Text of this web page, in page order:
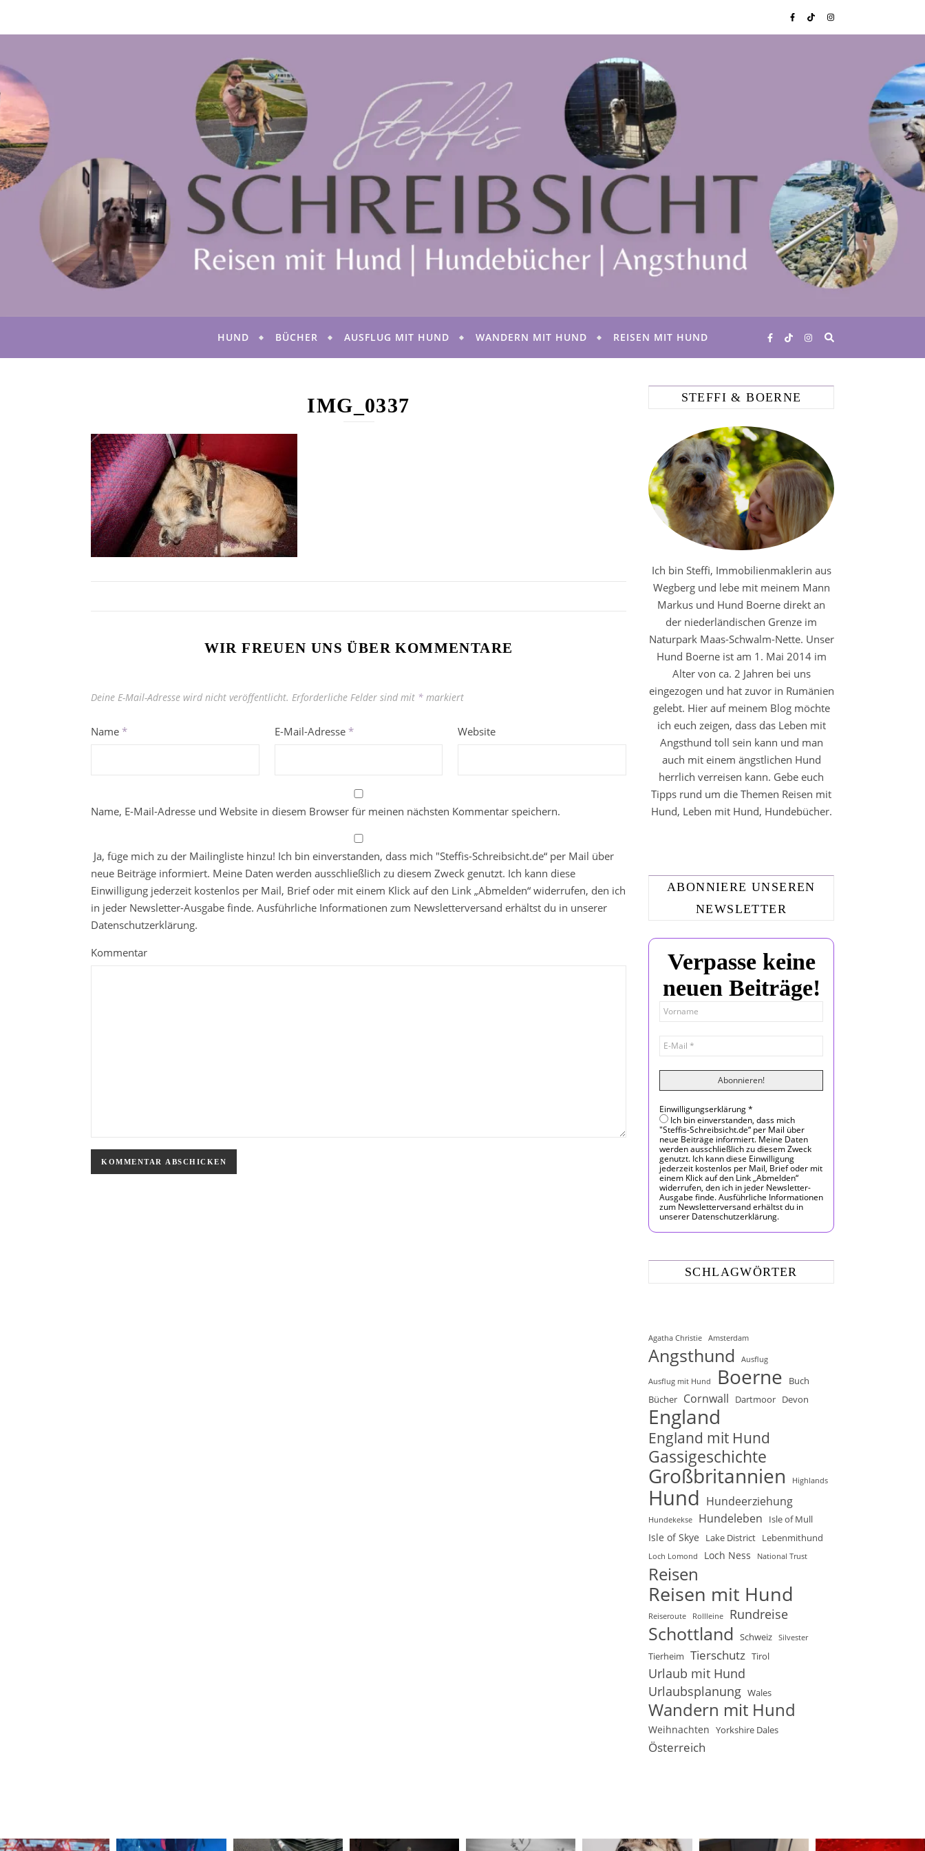
HUND BÜCHER AUSFLUG MIT HUND WANDERN MIT HUND REISEN MIT HUND
IMG_0337
WIR FREUEN UNS ÜBER KOMMENTARE
Deine E-Mail-Adresse wird nicht veröffentlicht. Erforderliche Felder sind mit * markiert
Name * E-Mail-Adresse * Website
Name, E-Mail-Adresse und Website in diesem Browser für meinen nächsten Kommentar speichern.
Ja, füge mich zu der Mailingliste hinzu! Ich bin einverstanden, dass mich "Steffis-Schreibsicht.de“ per Mail über
neue Beiträge informiert. Meine Daten werden ausschließlich zu diesem Zweck genutzt. Ich kann diese
Einwilligung jederzeit kostenlos per Mail, Brief oder mit einem Klick auf den Link „Abmelden“ widerrufen, den ich
in jeder Newsletter-Ausgabe finde. Ausführliche Informationen zum Newsletterversand erhältst du in unserer
Datenschutzerklärung.
Kommentar
STEFFI & BOERNE
Ich bin Steffi, Immobilienmaklerin aus
Wegberg und lebe mit meinem Mann
Markus und Hund Boerne direkt an
der niederländischen Grenze im
Naturpark Maas-Schwalm-Nette. Unser
Hund Boerne ist am 1. Mai 2014 im
Alter von ca. 2 Jahren bei uns
eingezogen und hat zuvor in Rumänien
gelebt. Hier auf meinem Blog möchte
ich euch zeigen, dass das Leben mit
Angsthund toll sein kann und man
auch mit einem ängstlichen Hund
herrlich verreisen kann. Gebe euch
Tipps rund um die Themen Reisen mit
Hund, Leben mit Hund, Hundebücher.
ABONNIERE UNSEREN
NEWSLETTER
Verpasse keine
neuen Beiträge!
Einwilligungserklärung*
Ich bin einverstanden, dass mich
"Steffis-Schreibsicht.de“ per Mail über
neue Beiträge informiert. Meine Daten
werden ausschließlich zu diesem Zweck
genutzt. Ich kann diese Einwilligung
jederzeit kostenlos per Mail, Brief oder mit
einem Klick auf den Link „Abmelden“
widerrufen, den ich in jeder Newsletter-
Ausgabe finde. Ausführliche Informationen
zum Newsletterversand erhältst du in
unserer Datenschutzerklärung.
SCHLAGWÖRTER
Agatha Christie Amsterdam
Angsthund Ausflug
Ausflug mit Hund Boerne
Buch
Bücher Cornwall Dartmoor Devon
England
England mit Hund
Gassigeschichte
Großbritannien Highlands
Hund Hundeerziehung
Hundekekse Hundeleben Isle of Mull
Isle of Skye Lake District Lebenmithund
Loch Lomond Loch Ness National Trust
Reisen
Reisen mit Hund
Reiseroute Rollleine Rundreise
Schottland Schweiz Silvester
Tierheim Tierschutz Tirol
Urlaub mit Hund
Urlaubsplanung Wales
Wandern mit Hund
Weihnachten Yorkshire Dales
Österreich